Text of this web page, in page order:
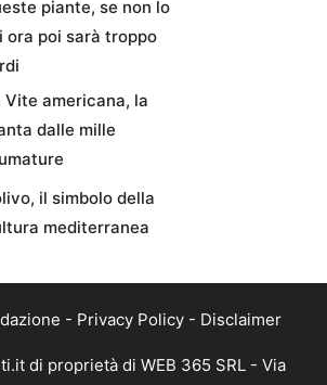
piante, se non lo
ora poi sarà troppo
Vite americana, la
dalle mille
il simbolo della
mediterranea
- Privacy Policy - Disclaimer
di proprietà di WEB 365 SRL - Via